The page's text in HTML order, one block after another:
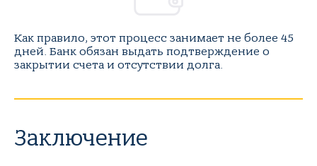
Как правило, этот процесс занимает не более 45
дней. Банк обязан выдать подтверждение о
закрытии счета и отсутствии долга.
Заключение